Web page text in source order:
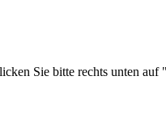
Sie bitte rechts unten auf